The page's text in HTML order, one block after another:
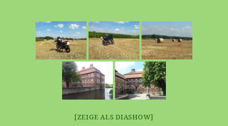
[ZEIGE ALS DIASHOW]